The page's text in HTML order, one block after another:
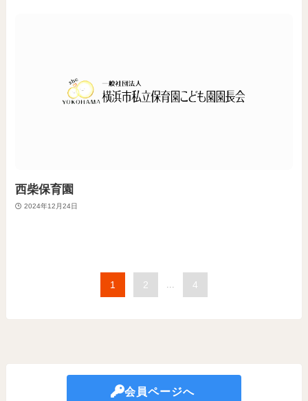
西柴保育園
2024年12月24日
1 2 4
会員ページへ